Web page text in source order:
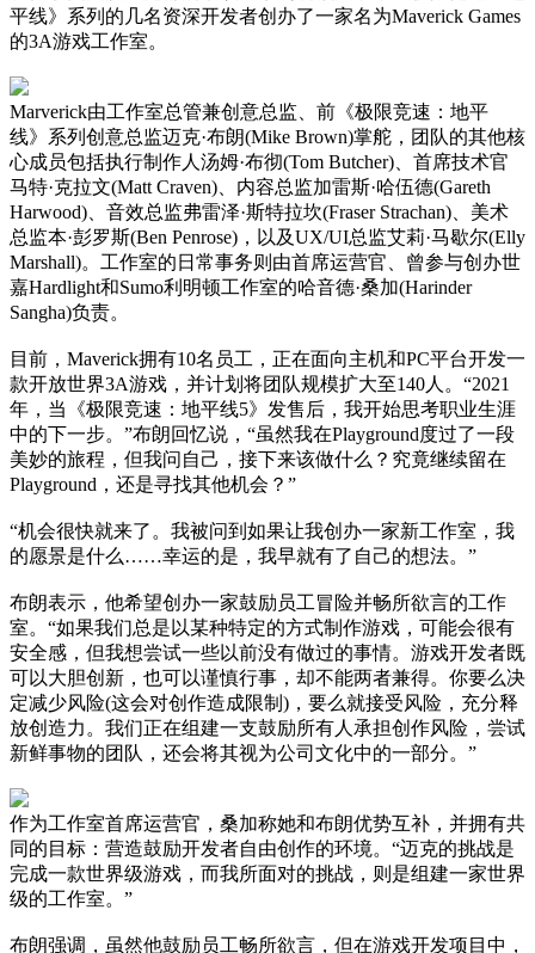
平线》系列的几名资深开发者创办了一家名为Maverick Games
的3A游戏工作室。
Marverick由工作室总管兼创意总监、前《极限竞速：地平
线》系列创意总监迈克·布朗(Mike Brown)掌舵，团队的其他核
心成员包括执行制作人汤姆·布彻(Tom Butcher)、首席技术官
马特·克拉文(Matt Craven)、内容总监加雷斯·哈伍德(Gareth
Harwood)、音效总监弗雷泽·斯特拉坎(Fraser Strachan)、美术
总监本·彭罗斯(Ben Penrose)，以及UX/UI总监艾莉·马歇尔(Elly
Marshall)。工作室的日常事务则由首席运营官、曾参与创办世
嘉Hardlight和Sumo利明顿工作室的哈音德·桑加(Harinder
Sangha)负责。
目前，Maverick拥有10名员工，正在面向主机和PC平台开发一
款开放世界3A游戏，并计划将团队规模扩大至140人。“2021
年，当《极限竞速：地平线5》发售后，我开始思考职业生涯
中的下一步。”布朗回忆说，“虽然我在Playground度过了一段
美妙的旅程，但我问自己，接下来该做什么？究竟继续留在
Playground，还是寻找其他机会？”
“机会很快就来了。我被问到如果让我创办一家新工作室，我
的愿景是什么……幸运的是，我早就有了自己的想法。”
布朗表示，他希望创办一家鼓励员工冒险并畅所欲言的工作
室。“如果我们总是以某种特定的方式制作游戏，可能会很有
安全感，但我想尝试一些以前没有做过的事情。游戏开发者既
可以大胆创新，也可以谨慎行事，却不能两者兼得。你要么决
定减少风险(这会对创作造成限制)，要么就接受风险，充分释
放创造力。我们正在组建一支鼓励所有人承担创作风险，尝试
新鲜事物的团队，还会将其视为公司文化中的一部分。”
作为工作室首席运营官，桑加称她和布朗优势互补，并拥有共
同的目标：营造鼓励开发者自由创作的环境。“迈克的挑战是
完成一款世界级游戏，而我所面对的挑战，则是组建一家世界
级的工作室。”
布朗强调，虽然他鼓励员工畅所欲言，但在游戏开发项目中，